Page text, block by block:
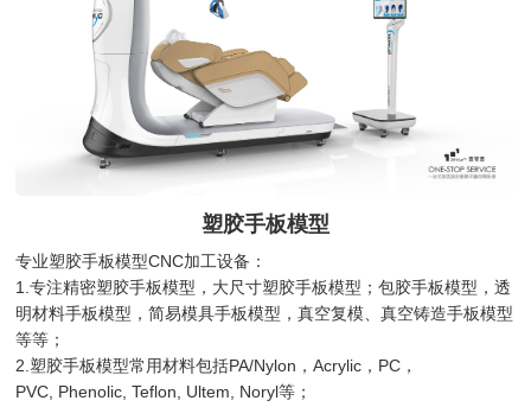
塑胶手板模型
专业塑胶手板模型CNC加工设备：
1.专注精密塑胶手板模型，大尺寸塑胶手板模型；包胶手板模型，透
明材料手板模型，简易模具手板模型，真空复模、真空铸造手板模型
等等；
2.塑胶手板模型常用材料包括PA/Nylon，Acrylic，PC，
PVC, Phenolic, Teflon, Ultem, Noryl等；